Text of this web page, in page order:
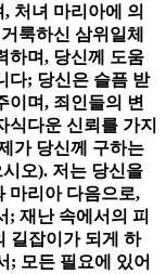
처녀 마리아에 의
룩하신 삼위일체
하며, 당신께 도움
다; 당신은 슬픔 받
이며, 죄인들의 변
식다운 신뢰를 가지
가 당신께 구하는
오). 저는 당신을
마리아 다음으로,
; 재난 속에서의 피
길잡이가 되게 하
; 모든 필요에 있어